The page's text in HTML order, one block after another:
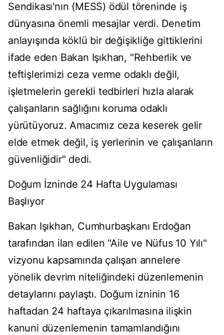
Sendikası'nın (MESS) ödül töreninde iş
dünyasına önemli mesajlar verdi. Denetim
anlayışında köklü bir değişikliğe gittiklerini
ifade eden Bakan Işıkhan, "Rehberlik ve
teftişlerimizi ceza verme odaklı değil,
işletmelerin gerekli tedbirleri hızla alarak
çalışanların sağlığını koruma odaklı
yürütüyoruz. Amacımız ceza keserek gelir
elde etmek değil, iş yerlerinin ve çalışanların
güvenliğidir" dedi.
Doğum İzninde 24 Hafta Uygulaması
Başlıyor
Bakan Işıkhan, Cumhurbaşkanı Erdoğan
tarafından ilan edilen "Aile ve Nüfus 10 Yılı"
vizyonu kapsamında çalışan annelere
yönelik devrim niteliğindeki düzenlemenin
detaylarını paylaştı. Doğum izninin 16
haftadan 24 haftaya çıkarılmasına ilişkin
kanuni düzenlemenin tamamlandığını